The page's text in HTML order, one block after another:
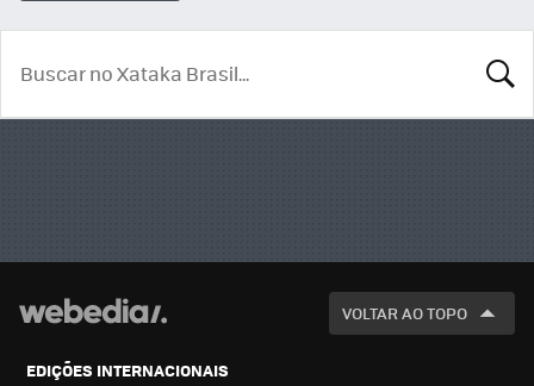
VOLTAR AO TOPO
EDIÇÕES INTERNACIONAIS